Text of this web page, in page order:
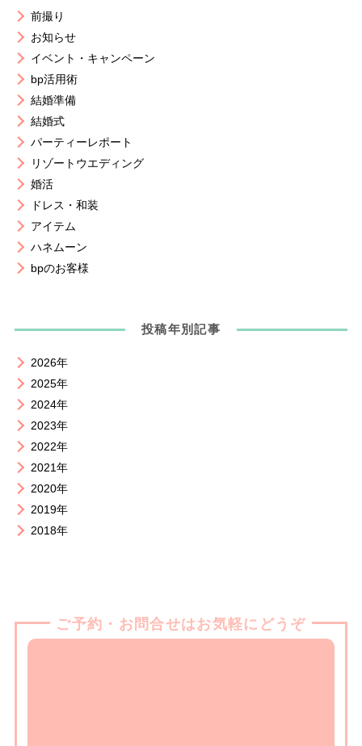
前撮り
お知らせ
イベント・キャンペーン
bp活用術
結婚準備
結婚式
パーティーレポート
リゾートウエディング
婚活
ドレス・和装
アイテム
ハネムーン
bpのお客様
投稿年別記事
2026年
2025年
2024年
2023年
2022年
2021年
2020年
2019年
2018年
ご予約・お問合せはお気軽にどうぞ